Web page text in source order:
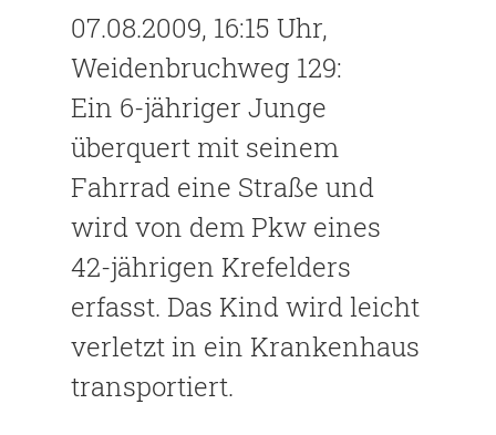
07.08.2009, 16:15 Uhr,
Weidenbruchweg 129:
Ein 6-jähriger Junge
überquert mit seinem
Fahrrad eine Straße und
wird von dem Pkw eines
42-jährigen Krefelders
erfasst. Das Kind wird leicht
verletzt in ein Krankenhaus
transportiert.